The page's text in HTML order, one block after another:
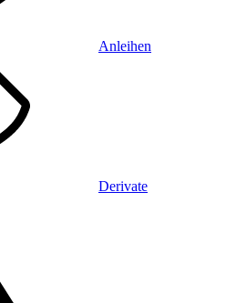
Anleihen
Derivate